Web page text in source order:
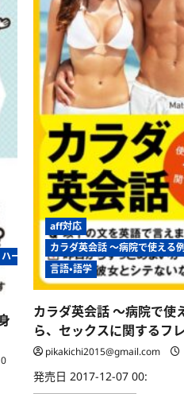
ートが伝わる英語力
0
aff対応
カラダ英会話 〜病院で使える
言語・語学
カラダ英会話 〜病院で使
ら、セックスに関するフ
pikakichi2015@gmail.com
発売日 2017-12-07 00: